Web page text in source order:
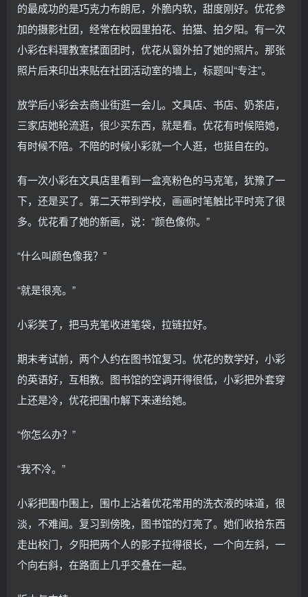
的最成功的是巧克力布朗尼，外脆内软，甜度刚好。优花参
加的摄影社团，经常在校园里拍花、拍猫、拍夕阳。有一次
小彩在料理教室揉面团时，优花从窗外拍了她的照片。那张
照片后来印出来贴在社团活动室的墙上，标题叫“专注”。
放学后小彩会去商业街逛一会儿。文具店、书店、奶茶店，
三家店她轮流逛，很少买东西，就是看。优花有时候陪她，
有时候不陪。不陪的时候小彩就一个人逛，也挺自在的。
有一次小彩在文具店里看到一盒亮粉色的马克笔，犹豫了一
下，还是买了。第二天带到学校，画画时笔触比平时亮了很
多。优花看了她的新画，说：“颜色像你。”
“什么叫颜色像我？”
“就是很亮。”
小彩笑了，把马克笔收进笔袋，拉链拉好。
期末考试前，两个人约在图书馆复习。优花的数学好，小彩
的英语好，互相教。图书馆的空调开得很低，小彩把外套穿
上还是冷，优花把围巾解下来递给她。
“你怎么办？”
“我不冷。”
小彩把围巾围上，围巾上沾着优花常用的洗衣液的味道，很
淡，不难闻。复习到傍晚，图书馆的灯亮了。她们收拾东西
走出校门，夕阳把两个人的影子拉得很长，一个向左斜，一
个向右斜，在路面上几乎交叠在一起。